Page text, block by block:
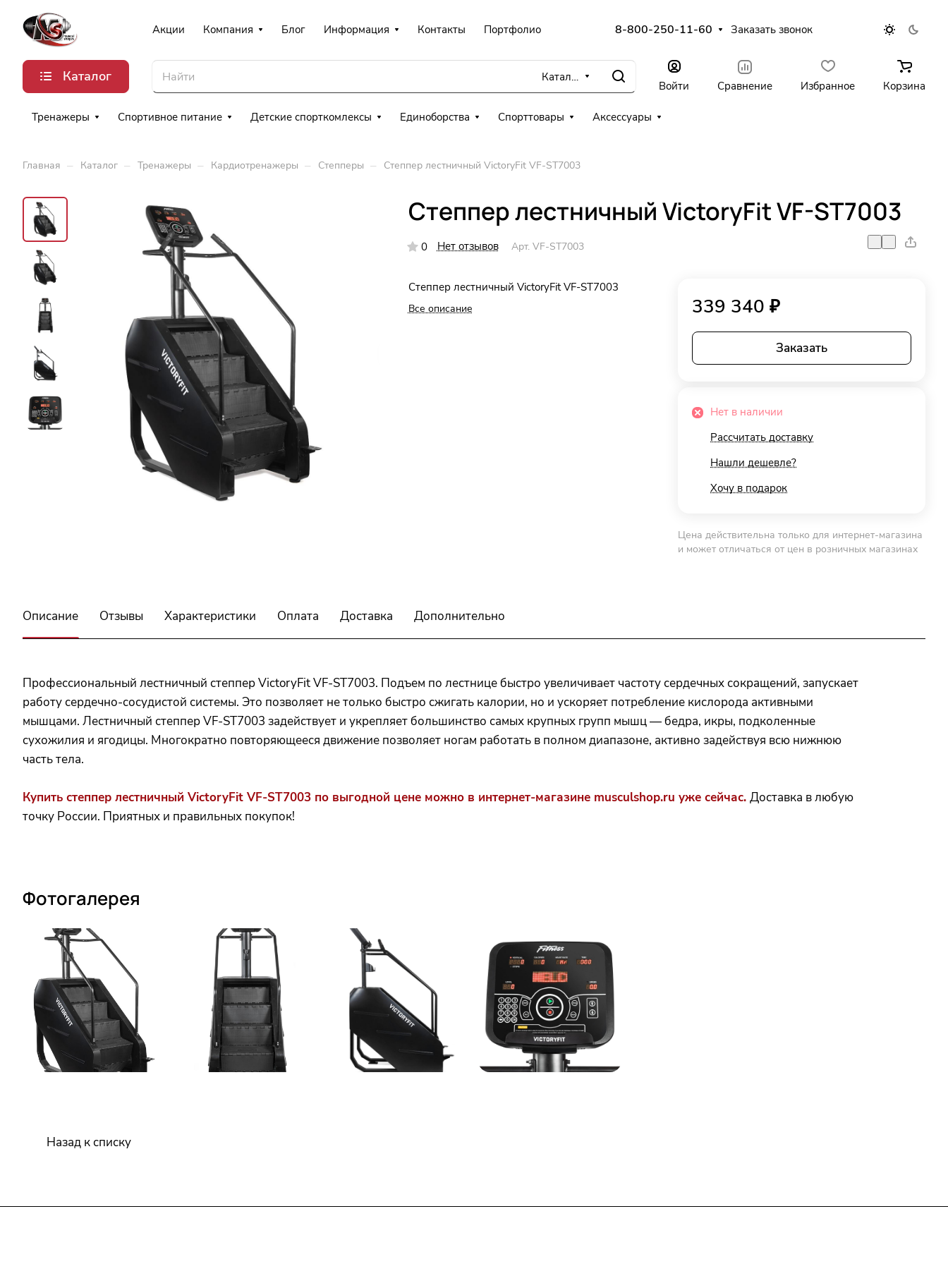
Акции Компания Блог Информация Контакты Портфолио 8-800-250-11-60 Заказать звонок
Каталог Каталог
Войти Сравнение Избранное Корзина
Тренажеры Спортивное питание Детские спорткомлексы Единоборства Спорттовары Аксессуары
Главная – Каталог – Тренажеры – Кардиотренажеры – Степперы – Степпер лестничный VictoryFit VF-ST7003
Степпер лестничный VictoryFit VF-ST7003
0 Нет отзывов Арт. VF-ST7003
Степпер лестничный VictoryFit VF-ST7003
Все описание 339 340 ₽
Заказать
Нет в наличии
Рассчитать доставку
Нашли дешевле?
Хочу в подарок
Цена действительна только для интернет-магазина
и может отличаться от цен в розничных магазинах
Описание Отзывы Характеристики Оплата Доставка Дополнительно
Профессиональный лестничный степпер VictoryFit VF-ST7003. Подъем по лестнице быстро увеличивает частоту сердечных сокращений, запускает
работу сердечно-сосудистой системы. Это позволяет не только быстро сжигать калории, но и ускоряет потребление кислорода активными
мышцами. Лестничный степпер VF-ST7003 задействует и укрепляет большинство самых крупных групп мышц — бедра, икры, подколенные
сухожилия и ягодицы. Многократно повторяющееся движение позволяет ногам работать в полном диапазоне, активно задействуя всю нижнюю
часть тела.
Купить степпер лестничный VictoryFit VF-ST7003 по выгодной цене можно в интернет-магазине musculshop.ru уже сейчас. Доставка в любую
точку России. Приятных и правильных покупок!
Фотогалерея
Назад к списку